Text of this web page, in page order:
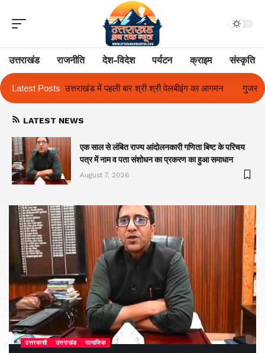
उत्तराखंड राजनीति देश-विदेश पर्यटन क्राइम संस्कृति
Latest Posts
श्री श्री वेलबीइंग का आगमन गुजरात और केरल में अतिवृष्टि के कारण दिवंगत हुए
LATEST NEWS
एक साल से लंबित राज्य आंदोलनकारी गणिता बिष्ट के परिचय
पत्र में नाम व पता संशोधन का प्रकरण का हुआ समाधान
August 7, 2026
उत्तरकाशी उत्तराखंड सामाजिक